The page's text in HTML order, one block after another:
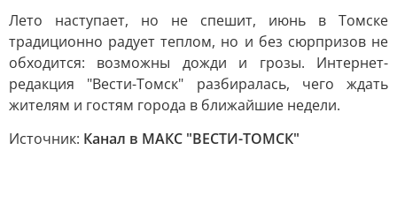
Лето наступает, но не спешит, июнь в Томске
традиционно радует теплом, но и без сюрпризов не
обходится: возможны дожди и грозы. Интернет-
редакция "Вести-Томск" разбиралась, чего ждать
жителям и гостям города в ближайшие недели.
Источник: Канал в МАКС "ВЕСТИ-ТОМСК"